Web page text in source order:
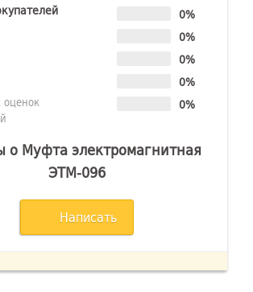
оценок
0%
0%
0%
0%
0%
о Муфта электромагнитная
ЭТМ-096
Написать